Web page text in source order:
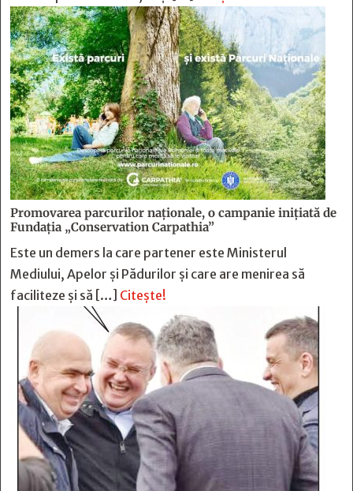
Promovarea parcurilor naționale, o campanie inițiată de
Fundația „Conservation Carpathia”
Este un demers la care partener este Ministerul
Mediului, Apelor și Pădurilor și care are menirea să
faciliteze și să […] Citește!